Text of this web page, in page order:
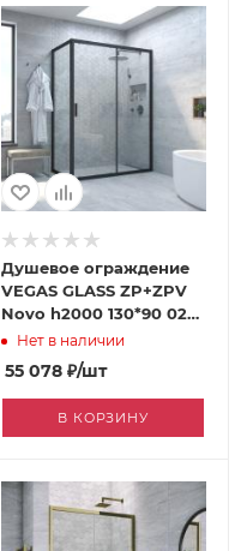
Душевое ограждение
VEGAS GLASS ZP+ZPV
Novo h2000 130*90 02М
01 [060458591]
Нет в наличии
55 078 ₽/шт
В КОРЗИНУ